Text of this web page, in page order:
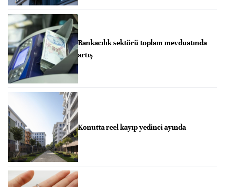
Bankacılık sektörü toplam mevduatında
artış
Konutta reel kayıp yedinci ayında